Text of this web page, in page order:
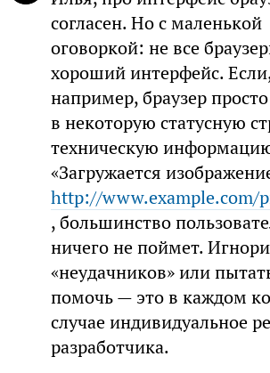
согласен. Но с маленькой
оговоркой: не все
хороший интерфейс.
например, браузер
в некоторую статусную
техническую
«Загружается
http://www.example.com/
, большинство
ничего не поймет.
«неудачников» или
помочь — это в каждом
случае индивидуальное
разработчика.